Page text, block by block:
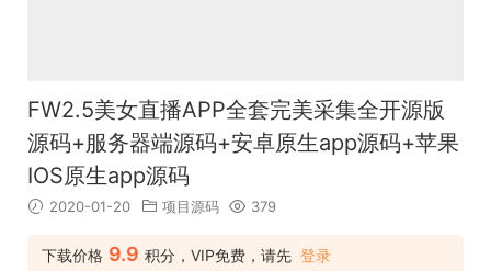
FW2.5美女直播APP全套完美采集全开源版
源码+服务器端源码+安卓原生app源码+苹果
IOS原生app源码
2020-01-20 项目源码 379
下载价格 9.9 积分，VIP免费，请先 登录